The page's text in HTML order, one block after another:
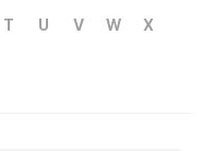
T U V W
X